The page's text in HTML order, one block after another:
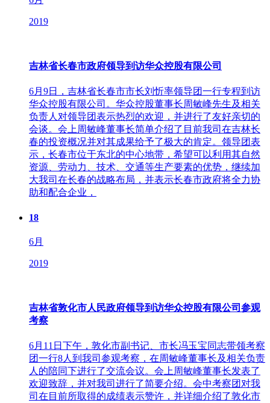
2019
吉林省长春市政府领导到访华众控股有限公司
6月9日，吉林省长春市市长刘忻率领导团一行专程到访
华众控股有限公司。华众控股董事长周敏峰先生及相关
负责人对领导团表示热烈的欢迎，并进行了友好亲切的
会谈。会上周敏峰董事长简单介绍了目前我司在吉林长
春的投资概况并对其成果给予了极大的肯定。领导团表
示，长春市位于东北的中心地带，希望可以利用其自然
资源、劳动力、技术、交通等生产要素的优势，继续加
大我司在长春的战略布局，并表示长春市政府将全力协
助和配合企业，
18
6月
2019
吉林省敦化市人民政府领导到访华众控股有限公司参观
考察
6月11日下午，敦化市副书记、市长冯玉宝同志带领考察
团一行8人到我司参观考察，在周敏峰董事长及相关负责
人的陪同下进行了交流会议。会上周敏峰董事长发表了
欢迎致辞，并对我司进行了简要介绍。会中考察团对我
司在目前所取得的成绩表示赞许，并详细介绍了敦化市